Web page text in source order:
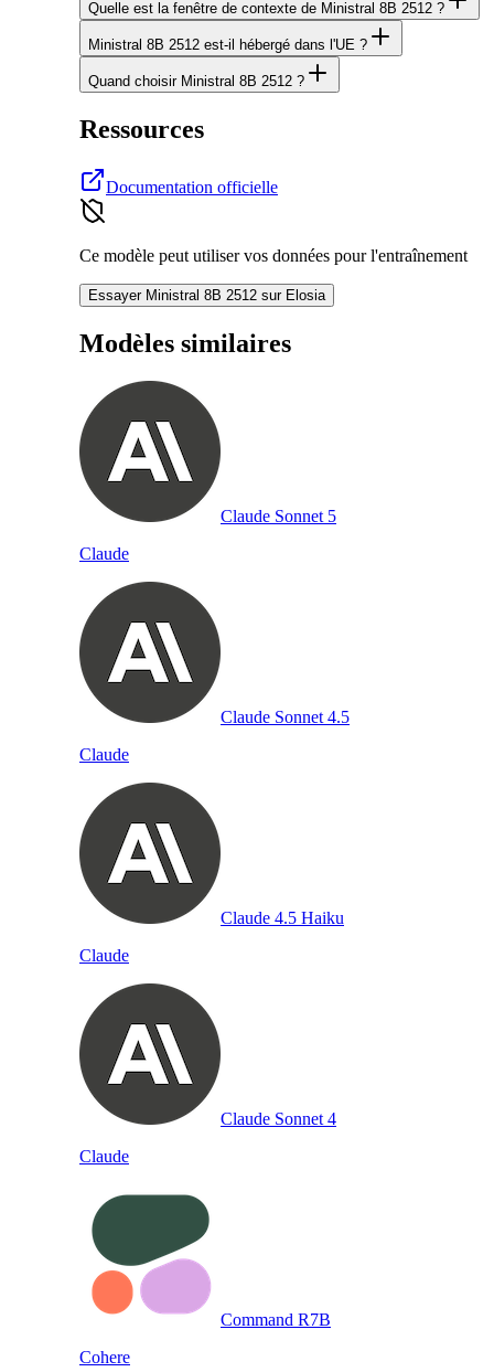
Quelle est la fenêtre de contexte de Ministral 8B 2512 ?
Ministral 8B 2512 est-il hébergé dans l'UE ?
Quand choisir Ministral 8B 2512 ?
Ressources
Documentation officielle
Ce modèle peut utiliser vos données pour l'entraînement
Essayer Ministral 8B 2512 sur Elosia
Modèles similaires
Claude Sonnet 5
Claude
Claude Sonnet 4.5
Claude
Claude 4.5 Haiku
Claude
Claude Sonnet 4
Claude
Command R7B
Cohere